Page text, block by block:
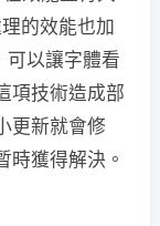
的效能也加
以讓字體看
項技術造成部
更新就會修
時獲得解決。